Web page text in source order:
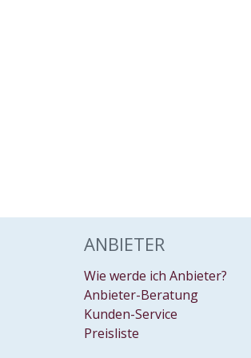
ANBIETER
Wie werde ich Anbieter?
Anbieter-Beratung
Kunden-Service
Preisliste